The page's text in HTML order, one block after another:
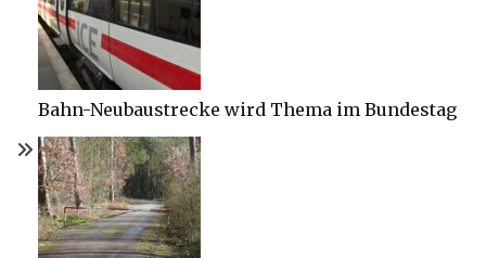
Bahn-Neubaustrecke wird Thema im Bundestag